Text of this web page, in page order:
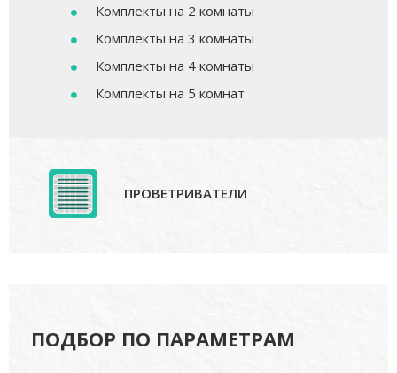
Комплекты на 2 комнаты
Комплекты на 3 комнаты
Комплекты на 4 комнаты
Комплекты на 5 комнат
ПРОВЕТРИВАТЕЛИ
ПОДБОР ПО ПАРАМЕТРАМ